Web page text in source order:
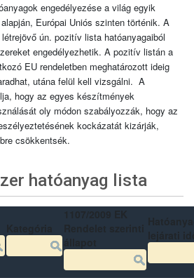
engedélyezése a világ egyik
Európai Uniós szinten történik. A
ún. pozitív lista hatóanyagaiból
engedélyezhetik. A pozitív listán a
EU rendeletben meghatározott ideig
utána felül kell vizsgálni. A
hogy az egyes készítmények
oly módon szabályozzák, hogy az
kockázatát kizárják,
csökkentsék.
hatóanyag lista